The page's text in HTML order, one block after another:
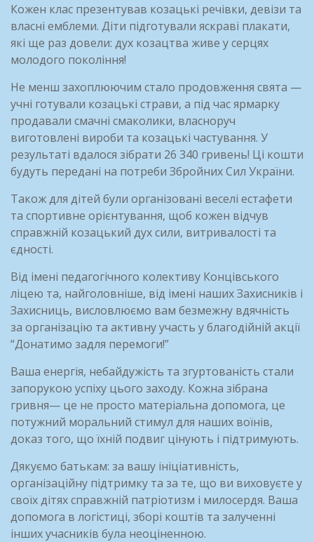
Кожен клас презентував козацькі речівки, девізи та
власні емблеми. Діти підготували яскраві плакати,
які ще раз довели: дух козацтва живе у серцях
молодого покоління!
Не менш захоплюючим стало продовження свята —
учні готували козацькі страви, а під час ярмарку
продавали смачні смаколики, власноруч
виготовлені вироби та козацькі частування. У
результаті вдалося зібрати 26 340 гривень! Ці кошти
будуть передані на потреби Збройних Сил України.
Також для дітей були організовані веселі естафети
та спортивне орієнтування, щоб кожен відчув
справжній козацький дух сили, витривалості та
єдності.
Від імені педагогічного колективу Концівського
ліцею та, найголовніше, від імені наших Захисників і
Захисниць, висловлюємо вам безмежну вдячність
за організацію та активну участь у благодійній акції
“Донатимо задля перемоги!”
Ваша енергія, небайдужість та згуртованість стали
запорукою успіху цього заходу. Кожна зібрана
гривня— це не просто матеріальна допомога, це
потужний моральний стимул для наших воїнів,
доказ того, що їхній подвиг цінують і підтримують.
Дякуємо батькам: за вашу ініціативність,
організаційну підтримку та за те, що ви виховуєте у
своїх дітях справжній патріотизм і милосердя. Ваша
допомога в логістиці, зборі коштів та залученні
інших учасників була неоціненною.